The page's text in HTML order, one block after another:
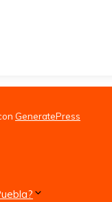
GeneratePress